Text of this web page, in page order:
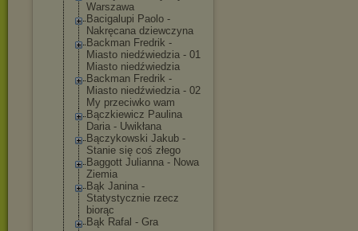
Warszawa
Bacigalupi Paolo -
Nakręcana dziewczyna
Backman Fredrik -
Miasto niedźwiedzia - 01
Miasto niedźwiedzia
Backman Fredrik -
Miasto niedźwiedzia - 02
My przeciwko wam
Bączkiewicz Paulina
Daria - Uwikłana
Bączykowski Jakub -
Stanie się coś złego
Baggott Julianna - Nowa
Ziemia
Bąk Janina -
Statystycznie rzecz
biorąc
Bąk Rafal - Gra